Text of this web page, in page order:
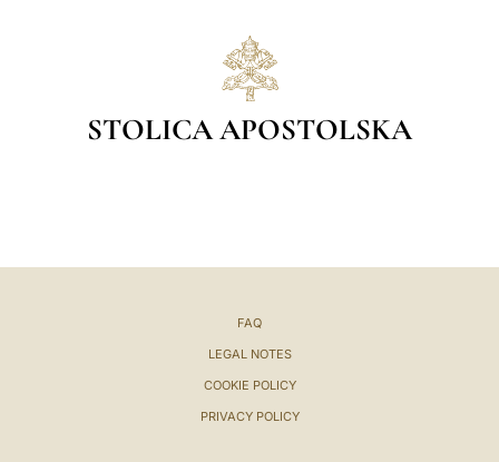
STOLICA APOSTOLSKA
FAQ
LEGAL NOTES
COOKIE POLICY
PRIVACY POLICY